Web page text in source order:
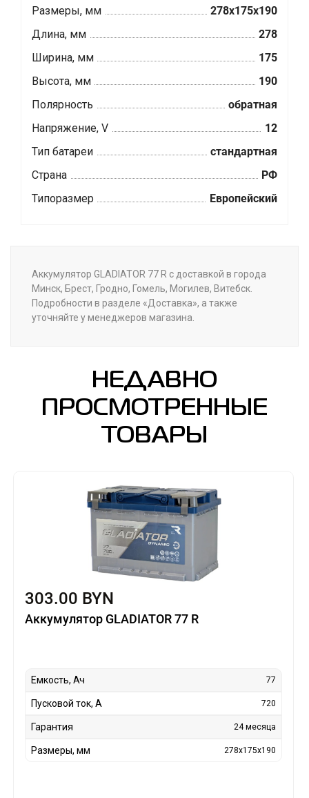
Размеры, мм
278x175x190
Длина, мм
278
Ширина, мм
175
Высота, мм
190
Полярность
обратная
Напряжение, V
12
Тип батареи
стандартная
Страна
РФ
Типоразмер
Европейский
Аккумулятор GLADIATOR 77 R с доставкой в города
Минск, Брест, Гродно, Гомель, Могилев, Витебск.
Подробности в разделе «Доставка», а также
уточняйте у менеджеров магазина.
НЕДАВНО
ПРОСМОТРЕННЫЕ
ТОВАРЫ
303.00 BYN
Аккумулятор GLADIATOR 77 R
Емкость, Ач 77
Пусковой ток, А 720
Гарантия 24 месяца
Размеры, мм 278x175x190